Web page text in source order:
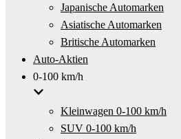
Japanische Automarken
Asiatische Automarken
Britische Automarken
Auto-Aktien
0-100 km/h
Kleinwagen 0-100 km/h
SUV 0-100 km/h